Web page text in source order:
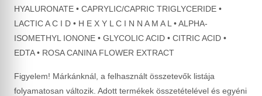
HYALURONATE • CAPRYLIC/CAPRIC TRIGLYCERIDE •
LACTIC A C I D • H E X Y L C I N N A M A L • ALPHA-
ISOMETHYL IONONE • GLYCOLIC ACID • CITRIC ACID •
EDTA • ROSA CANINA FLOWER EXTRACT
Figyelem! Márkánknál, a felhasznált összetevők listája
folyamatosan változik. Adott termékek összetételével és egyéni